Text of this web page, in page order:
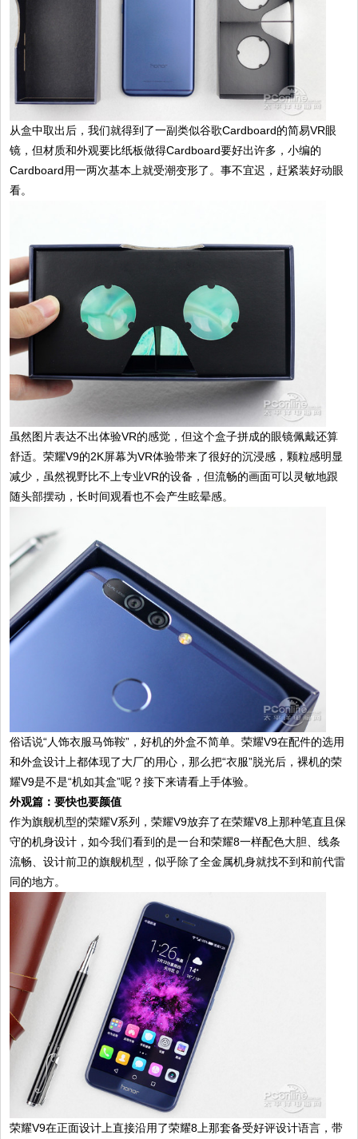
从盒中取出后，我们就得到了一副类似谷歌Cardboard的简易VR眼
镜，但材质和外观要比纸板做得Cardboard要好出许多，小编的
Cardboard用一两次基本上就受潮变形了。事不宜迟，赶紧装好动眼
看。
虽然图片表达不出体验VR的感觉，但这个盒子拼成的眼镜佩戴还算
舒适。荣耀V9的2K屏幕为VR体验带来了很好的沉浸感，颗粒感明显
减少，虽然视野比不上专业VR的设备，但流畅的画面可以灵敏地跟
随头部摆动，长时间观看也不会产生眩晕感。
俗话说“人饰衣服马饰鞍”，好机的外盒不简单。荣耀V9在配件的选用
和外盒设计上都体现了大厂的用心，那么把“衣服”脱光后，裸机的荣
耀V9是不是“机如其盒”呢？接下来请看上手体验。
外观篇：要快也要颜值
作为旗舰机型的荣耀V系列，荣耀V9放弃了在荣耀V8上那种笔直且保
守的机身设计，如今我们看到的是一台和荣耀8一样配色大胆、线条
流畅、设计前卫的旗舰机型，似乎除了全金属机身就找不到和前代雷
同的地方。
荣耀V9在正面设计上直接沿用了荣耀8上那套备受好评设计语言，带